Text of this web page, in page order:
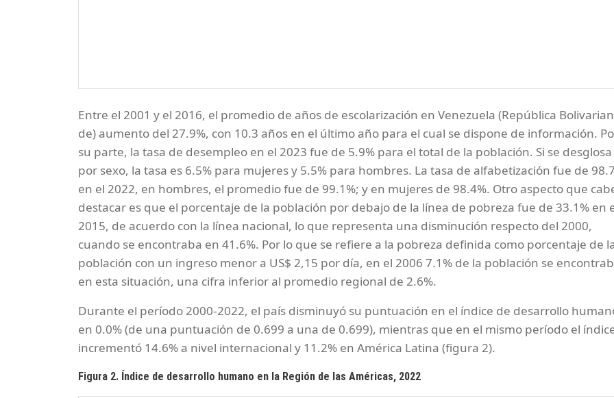
Entre el 2001 y el 2016, el promedio de años de escolarización en Venezuela (República
de) aumento del 27.9%, con 10.3 años en el último año para el cual se dispone de información.
su parte, la tasa de desempleo en el 2023 fue de 5.9% para el total de la población. Si se desglosa
por sexo, la tasa es 6.5% para mujeres y 5.5% para hombres. La tasa de alfabetización fue de
en el 2022, en hombres, el promedio fue de 99.1%; y en mujeres de 98.4%. Otro aspecto que
destacar es que el porcentaje de la población por debajo de la línea de pobreza fue de 33.1% en
2015, de acuerdo con la línea nacional, lo que representa una disminución respecto del 2000,
cuando se encontraba en 41.6%. Por lo que se refiere a la pobreza definida como porcentaje de
población con un ingreso menor a US$ 2,15 por día, en el 2006 7.1% de la población se
en esta situación, una cifra inferior al promedio regional de 2.6%.
Durante el período 2000-2022, el país disminuyó su puntuación en el índice de desarrollo
en 0.0% (de una puntuación de 0.699 a una de 0.699), mientras que en el mismo período el
incrementó 14.6% a nivel internacional y 11.2% en América Latina (figura 2).
Figura 2. Índice de desarrollo humano en la Región de las Américas, 2022